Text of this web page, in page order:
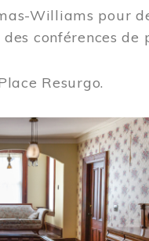
Williams pour
conférences de
Resurgo.